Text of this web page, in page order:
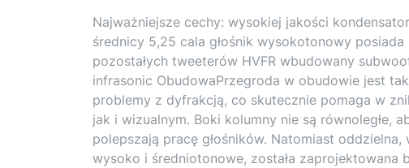
Najważniejsze cechy: wysokiej jakości
średnicy 5,25 cala głośnik wysokotonowy
pozostałych tweeterów HVFR wbudowany
infrasonic ObudowaPrzegroda w obudowie jest
problemy z dyfrakcją, co skutecznie pomaga w
jak i wizualnym. Boki kolumny nie są równoległe,
polepszają pracę głośników. Natomiast
wysoko i średniotonowe, została zaprojektowana